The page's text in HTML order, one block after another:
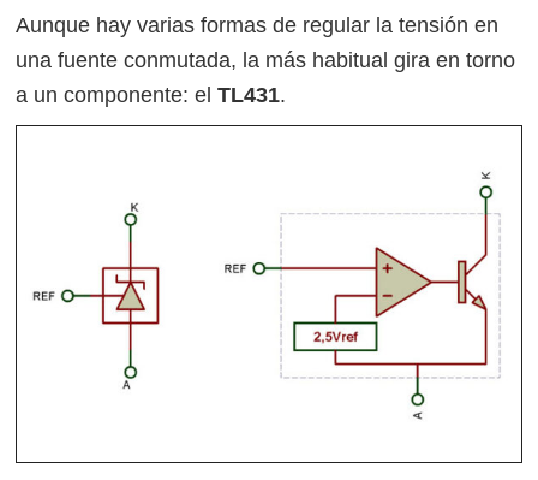
Aunque hay varias formas de regular la tensión en
una fuente conmutada, la más habitual gira en torno
a un componente: elTL431.